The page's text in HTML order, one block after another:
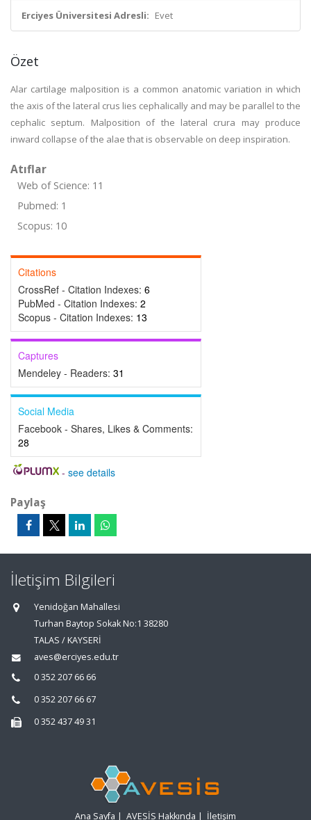
Erciyes Üniversitesi Adresli: Evet
Özet
Alar cartilage malposition is a common anatomic variation in which
the axis of the lateral crus lies cephalically and may be parallel to the
cephalic septum. Malposition of the lateral crura may produce
inward collapse of the alae that is observable on deep inspiration.
Atıflar
Web of Science: 11
Pubmed: 1
Scopus: 10
Citations
CrossRef - Citation Indexes: 6
PubMed - Citation Indexes: 2
Scopus - Citation Indexes: 13
Captures
Mendeley - Readers: 31
Social Media
Facebook - Shares, Likes & Comments:
28
- see details
Paylaş
İletişim Bilgileri
Yenidoğan Mahallesi
Turhan Baytop Sokak No:1 38280
TALAS / KAYSERİ
aves@erciyes.edu.tr
0 352 207 66 66
0 352 207 66 67
0 352 437 49 31
Ana Sayfa | AVESİS Hakkında | İletişim